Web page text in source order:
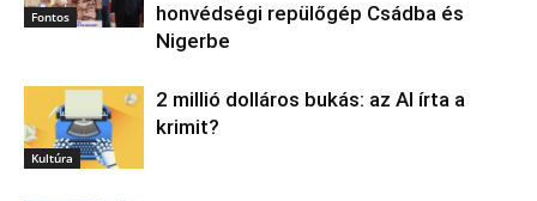
Fontos
honvédségi repülőgép Csádba és
Nigerbe
Kultúra
2 millió dolláros bukás: az AI írta a
krimit?